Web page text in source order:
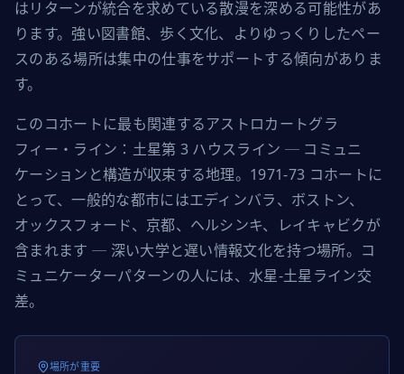
はリターンが統合を求めている散漫を深める可能性があ
ります。強い図書館、歩く文化、よりゆっくりしたペー
スのある場所は集中の仕事をサポートする傾向がありま
す。
このコホートに最も関連するアストロカートグラ
フィー・ライン：土星第 3 ハウスライン ─ コミュニ
ケーションと構造が収束する地理。1971-73 コホートに
とって、一般的な都市にはエディンバラ、ボストン、
オックスフォード、京都、ヘルシンキ、レイキャビクが
含まれます ─ 深い大学と遅い情報文化を持つ場所。コ
ミュニケーターパターンの人には、水星-土星ライン交
差。
場所が重要